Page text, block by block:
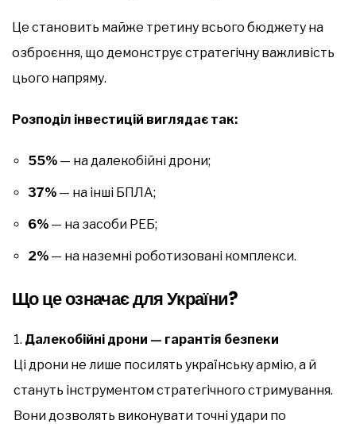
Це становить майже третину всього бюджету на
озброєння, що демонструє стратегічну важливість
цього напряму.
Розподіл інвестицій виглядає так:
55% — на далекобійні дрони;
37% — на інші БПЛА;
6% — на засоби РЕБ;
2% — на наземні роботизовані комплекси.
Що це означає для України?
Далекобійні дрони — гарантія безпеки
Ці дрони не лише посилять українську армію, а й
стануть інструментом стратегічного стримування.
Вони дозволять виконувати точні удари по